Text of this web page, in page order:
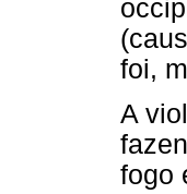
foi,
A
fogo